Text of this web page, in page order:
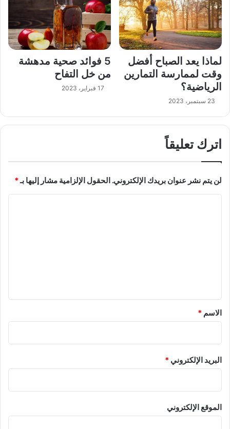
لماذا يعد الصباح أفضل
وقت لممارسة التمارين
الرياضية؟
23 سبتمبر، 2023
5 فوائد صحية مدهشة
من خل التفاح
17 فبراير، 2023
اترك تعليقاً
لن يتم نشر عنوان بريدك الإلكتروني. الحقول الإلزامية مشار إليها بـ*
*الاسم *
البريد الإلكتروني *
الموقع الإلكتروني